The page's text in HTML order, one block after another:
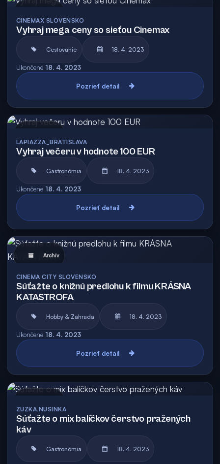
CINEMAX SLOVENSKO
Vyhraj mega ceny so sieťou Cinemax
Cestovanie 18. 4. 2023
Ukončené 18. 4. 2023
Pozrieť detail
LAPIAZZA_BRATISLAVA
Vyhraj večeru v hodnote 100 EUR
Gastronómia 18. 4. 2023
Ukončené 18. 4. 2023
Pozrieť detail
Archív
CINEMA CITY SLOVENSKO
Súťažte o knižnú predlohu k filmu KRÁSNA
KATASTROFA
Hobby & Záhrada 18. 4. 2023
Ukončené 18. 4. 2023
Pozrieť detail
ZUZKA.NUSINKA
Súťažte o mix balíčkov čerstvo pražených
káv
Gastronómia 18. 4. 2023